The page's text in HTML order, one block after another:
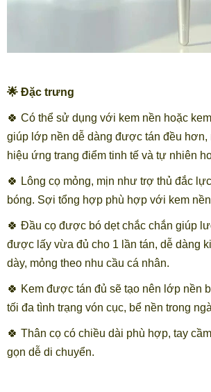
🌟 Đặc trưng
🍀 Có thể sử dụng với kem nền hoặc
giúp lớp nền dễ dàng được tán đều hơn,
hiệu ứng trang điểm tinh tế và tự nhiên
🍀 Lông cọ mỏng, mịn như trợ thủ đắc
bóng. Sợi tổng hợp phù hợp với kem
🍀 Đầu cọ được bó dẹt chắc chắn giúp
được lấy vừa đủ cho 1 lần tán, dễ dàng
dày, mỏng theo nhu cầu cá nhân.
🍀 Kem được tán đủ sẽ tạo nên lớp nền
tối đa tình trạng vón cục, bể nền trong
🍀 Thân cọ có chiều dài phù hợp, tay
gọn dễ di chuyển.